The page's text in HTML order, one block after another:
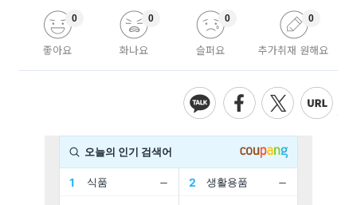
좋아요
0
화나요
0
슬퍼요
0
추가취재 원해요
0